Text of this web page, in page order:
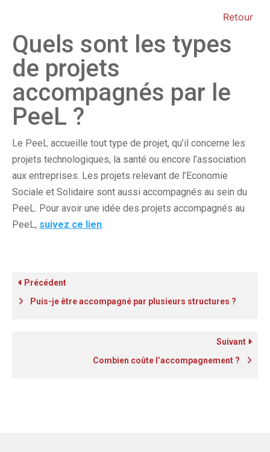
Retour
Quels sont les types
de projets
accompagnés par le
PeeL ?
Le PeeL accueille tout type de projet, qu’il concerne les
projets technologiques, la santé ou encore l’association
aux entreprises. Les projets relevant de l’Economie
Sociale et Solidaire sont aussi accompagnés au sein du
PeeL. Pour avoir une idée des projets accompagnés au
PeeL, suivez ce lien
Précédent
Puis-je être accompagné par plusieurs structures ?
Suivant
Combien coûte l’accompagnement ?